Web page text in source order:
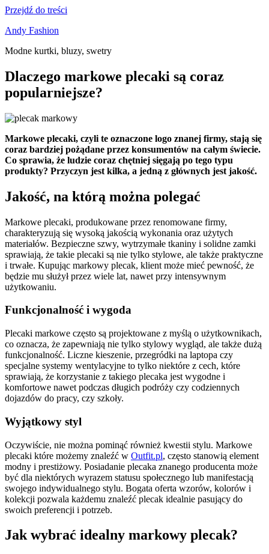
Przejdź do treści
Andy Fashion
Modne kurtki, bluzy, swetry
Dlaczego markowe plecaki są coraz
popularniejsze?
Markowe plecaki, czyli te oznaczone logo znanej firmy, stają się
coraz bardziej pożądane przez konsumentów na całym świecie.
Co sprawia, że ludzie coraz chętniej sięgają po tego typu
produkty? Przyczyn jest kilka, a jedną z głównych jest jakość.
Jakość, na którą można polegać
Markowe plecaki, produkowane przez renomowane firmy,
charakteryzują się wysoką jakością wykonania oraz użytych
materiałów. Bezpieczne szwy, wytrzymałe tkaniny i solidne zamki
sprawiają, że takie plecaki są nie tylko stylowe, ale także praktyczne
i trwałe. Kupując markowy plecak, klient może mieć pewność, że
będzie mu służył przez wiele lat, nawet przy intensywnym
użytkowaniu.
Funkcjonalność i wygoda
Plecaki markowe często są projektowane z myślą o użytkownikach,
co oznacza, że zapewniają nie tylko stylowy wygląd, ale także dużą
funkcjonalność. Liczne kieszenie, przegródki na laptopa czy
specjalne systemy wentylacyjne to tylko niektóre z cech, które
sprawiają, że korzystanie z takiego plecaka jest wygodne i
komfortowe nawet podczas długich podróży czy codziennych
dojazdów do pracy, czy szkoły.
Wyjątkowy styl
Oczywiście, nie można pominąć również kwestii stylu. Markowe
plecaki które możemy znaleźć w Outfit.pl, często stanowią element
modny i prestiżowy. Posiadanie plecaka znanego producenta może
być dla niektórych wyrazem statusu społecznego lub manifestacją
swojego indywidualnego stylu. Bogata oferta wzorów, kolorów i
kolekcji pozwala każdemu znaleźć plecak idealnie pasujący do
swoich preferencji i potrzeb.
Jak wybrać idealny markowy plecak?